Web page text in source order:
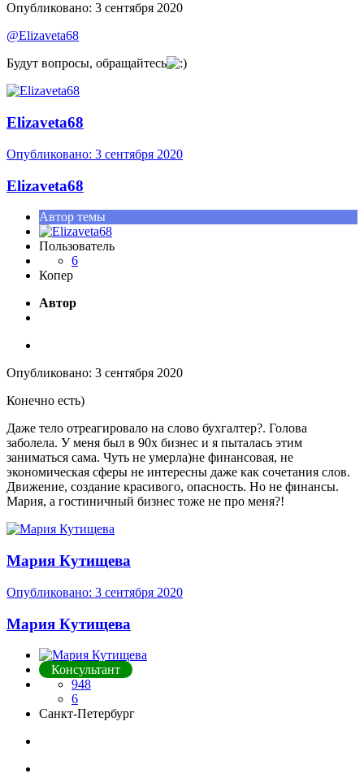
Опубликовано: 3 сентября 2020
@Elizaveta68
Будут вопросы, обращайтесь
Elizaveta68
Опубликовано: 3 сентября 2020
Elizaveta68
Автор темы
Пользователь
6
Копер
Автор
Опубликовано: 3 сентября 2020
Конечно есть)
Даже тело отреагировало на слово бухгалтер?. Голова
заболела. У меня был в 90х бизнес и я пыталась этим
заниматься сама. Чуть не умерла)не финансовая, не
экономическая сферы не интересны даже как сочетания слов.
Движение, создание красивого, опасность. Но не финансы.
Мария, а гостиничный бизнес тоже не про меня?!
Мария Кутищева
Опубликовано: 3 сентября 2020
Мария Кутищева
Консультант
948
6
Санкт-Петербург